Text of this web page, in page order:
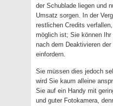
der Schublade liegen und
Umsatz sorgen. In der
restlichen Credits
möglich ist; Sie können Ihr
nach dem Deaktivieren
einfordern.
Sie müssen dies jedoch
wird Sie kaum alleine
Sie auf ein Handy mit
und guter Fotokamera,